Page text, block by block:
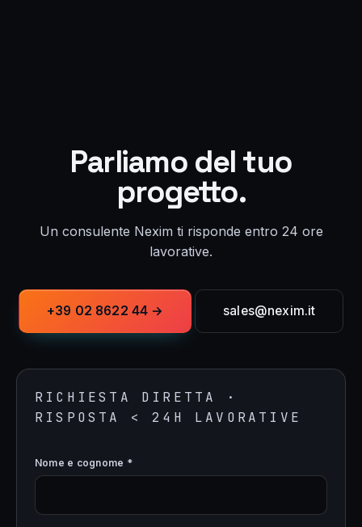
Parliamo del tuo
progetto.
Un consulente Nexim ti risponde entro 24 ore
lavorative.
+39 02 8622 44 → sales@nexim.it
RICHIESTA DIRETTA ·
RISPOSTA < 24H LAVORATIVE
Nome e cognome *